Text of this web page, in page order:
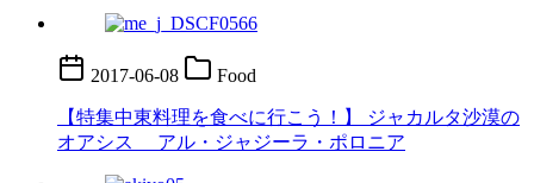
2017-06-08 Food
【特集中東料理を食べに行こう！】 ジャカルタ沙漠の
オアシス アル・ジャジーラ・ポロニア